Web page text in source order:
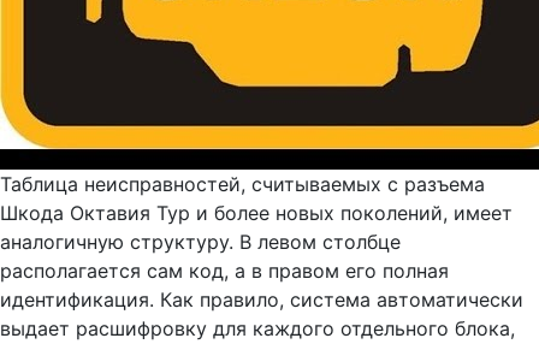
Таблица неисправностей, считываемых с разъема
Шкода Октавия Тур и более новых поколений, имеет
аналогичную структуру. В левом столбце
располагается сам код, а в правом его полная
идентификация. Как правило, система автоматически
выдает расшифровку для каждого отдельного блока,